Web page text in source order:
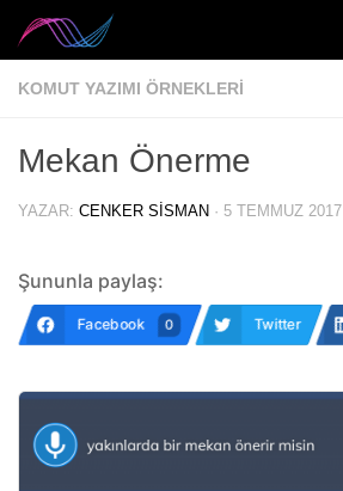
Skip to content
KOMUT YAZIMI ÖRNEKLERI
Mekan Önerme
YAZAR: CENKER SISMAN · 5 TEMMUZ 2017
Şununla paylaş:
Facebook 0 Twitter